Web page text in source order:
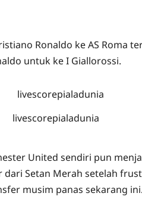
Ronaldo ke AS Roma
untuk ke I Giallorossi.
livescorepialadunia
United sendiri pun
Setan Merah setelah
musim panas sekarang ini.